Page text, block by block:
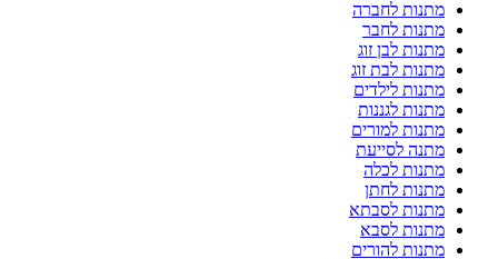
מתנות לחברה
מתנות לחבר
מתנות לבן זוג
מתנות לבת זוג
מתנות לילדים
מתנות לגננות
מתנות למורים
מתנה לסייעת
מתנות לכלה
מתנות לחתן
מתנות לסבתא
מתנות לסבא
מתנות להורים